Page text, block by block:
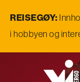
REISEGØY:
i hobbyen og